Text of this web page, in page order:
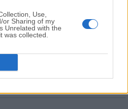
Use,
or Sharing of my
Unrelated with the
was collected.
4.4.1 (64-bit)
aplicación en Filehorse? (
)